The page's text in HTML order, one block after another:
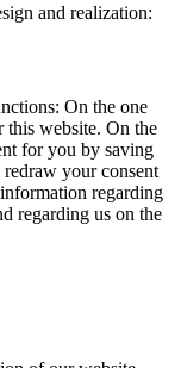
and realization:
On the one
website. On the
for you by saving
your consent
regarding
regarding us on the